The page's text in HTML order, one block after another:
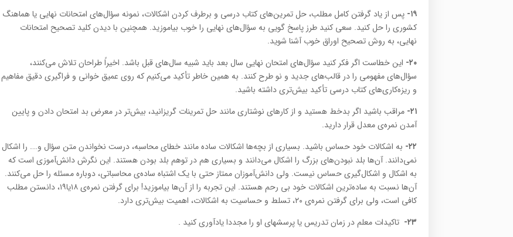
۱۹- پس از یاد گرفتن کامل مطلب‌، حل تمرین‌های کتاب درسی و برطرف کردن اشکالات‌، نمونه سؤال‌های امتحانات نهایی یا هماهنگ
کشوری را حل کنید. سعی کنید طرز پاسخ گویی به سؤال‌های نهایی را خوب بیاموزید. همچنین با دیدن کلید تصحیح امتحانات
نهایی‌، به روش تصحیح اوراق خوب آشنا شوید.
۲۰- این خطاست اگر فکر کنید سؤال‌های امتحان نهایی سال بعد باید شبیه سال‌های قبل باشد. اخیراً طراحان تلاش می‌کنند،
سؤال‌های مفهومی را در قالب‌های جدید و نو طرح کنند. به همین خاطر تأکید می‌کنیم که روی عمیق خوانی و فراگیری دقیق مفاهیم
و ریزه‌کاری‌های کتاب درسی تأکید بیش‌تری داشته باشید.
۲۱- مراقب باشید اگر بدخط هستید و از کارهای نوشتاری مانند حل تمرینات گریزانید، بیش‌تر در معرض بد امتحان دادن و پایین
آمدن نمره‌ی معدل قرار دارید.
۲۲- به اشکالات خود حساس باشید. بسیاری از بچه‌ها اشکالات ساده مانند خطای محاسبه‌، درست نخواندن متن سؤال و…. را اشکال
نمی‌دانند. آن‌ها بلد نبودن‌های بزرگ را اشکال می‌دانند و بسیاری هم در توهم بلد بودن هستند. این نگرش دانش‌آموزی است که
به اشکال و اشکال‌گیری حساس نیست. ولی دانش‌آموزان ممتاز حتی با یک اشتباه ساده‌ی محاسباتی‌، دوباره مسئله را حل می‌کنند.
آن‌ها نسبت به ساده‌ترین اشکالات خود بی رحم هستند. این تجربه را از آن‌ها بیاموزید! برای گرفتن نمره‌ی ۱۸یا۱۹، دانستن مطلب
کافی است‌، ولی برای گرفتن نمره‌ی ۲۰، تسلط و حساسیت به اشکالات، اهمیت بیش‌تری دارد.
۲۳-
تاکیدات معلم در زمان تدریس یا پرسشهای او را مجددا یادآوری کنید .